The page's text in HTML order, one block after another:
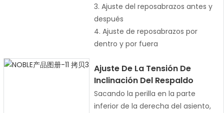
3. Ajuste del reposabrazos antes y
después
4. Ajuste de reposabrazos por
dentro y por fuera
Ajuste De La Tensión De
Inclinación Del Respaldo
Sacando la perilla en la parte
inferior de la derecha del asiento,